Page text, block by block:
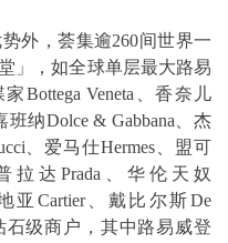
外，荟集逾260间世界一
」，如全球单层最大路易
Bottega Veneta、香奈儿
班纳Dolce & Gabbana、杰
、爱马仕Hermes、盟可
拉达Prada、华伦天奴
亚Cartier、戴比尔斯De
石级商户，其中路易威登